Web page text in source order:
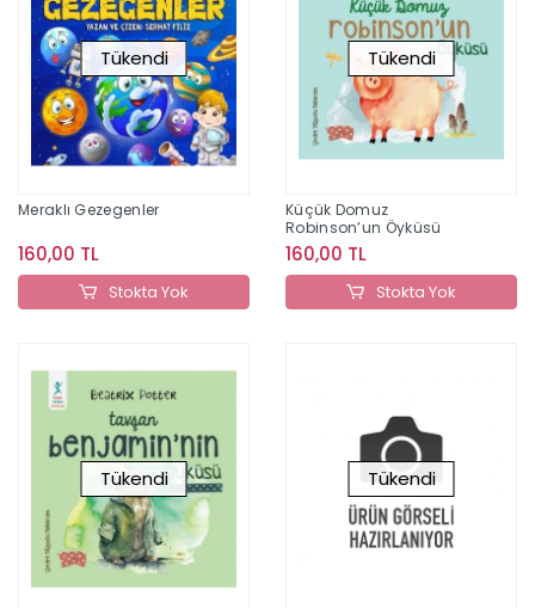
Tükendi
Meraklı Gezegenler
160,00 TL
Stokta Yok
Tükendi
Küçük Domuz
Robinson’un Öyküsü
160,00 TL
Stokta Yok
Tükendi Tükendi